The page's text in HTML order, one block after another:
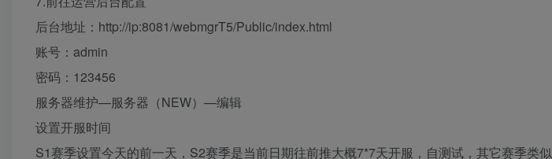
后台地址：http://ip:8081/webmgrT5/Public/index.html
账号：admin
密码：123456
服务器维护—服务器（NEW）—编辑
设置开服时间
S1赛季设置今天的前一天，S2赛季是当前日期往前推大概7*7天开服，自测试，其它赛季类似